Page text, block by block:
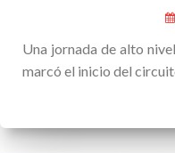
Una jornada de alto
marcó el inicio del